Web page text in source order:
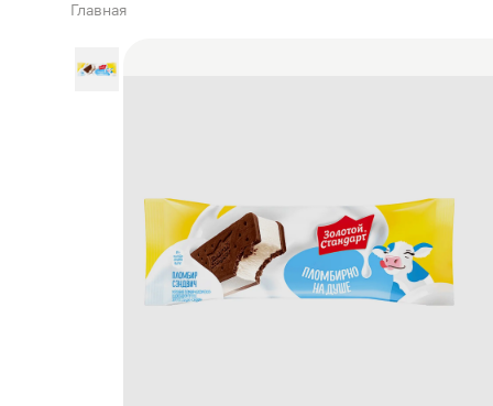
Главная